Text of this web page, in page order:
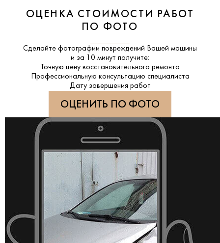
ОЦЕНКА СТОИМОСТИ РАБОТ
ПО ФОТО
Сделайте фотографии повреждений Вашей машины
и за 10 минут получите:
Точную цену восстановительного ремонта
Профессиональную консультацию специалиста
Дату завершения работ
ОЦЕНИТЬ ПО ФОТО